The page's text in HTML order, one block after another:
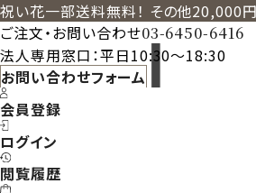
祝い花一部送料無料！ その他20,000
ご注文・お問い合わせ03-6450-6416
法人専用窓口：平日10:30～18:30
お問い合わせフォーム
会員登録
ログイン
閲覧履歴